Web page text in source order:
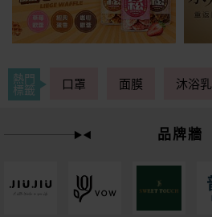
熱門
標籤
口罩 面膜 沐浴乳
品牌牆